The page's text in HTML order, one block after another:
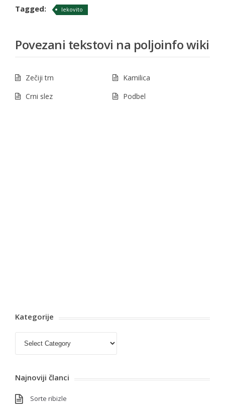
Tagged: lekovito
Povezani tekstovi na poljoinfo wiki
Zečiji trn
Kamilica
Crni slez
Podbel
Kategorije
Najnoviji članci
Sorte ribizle